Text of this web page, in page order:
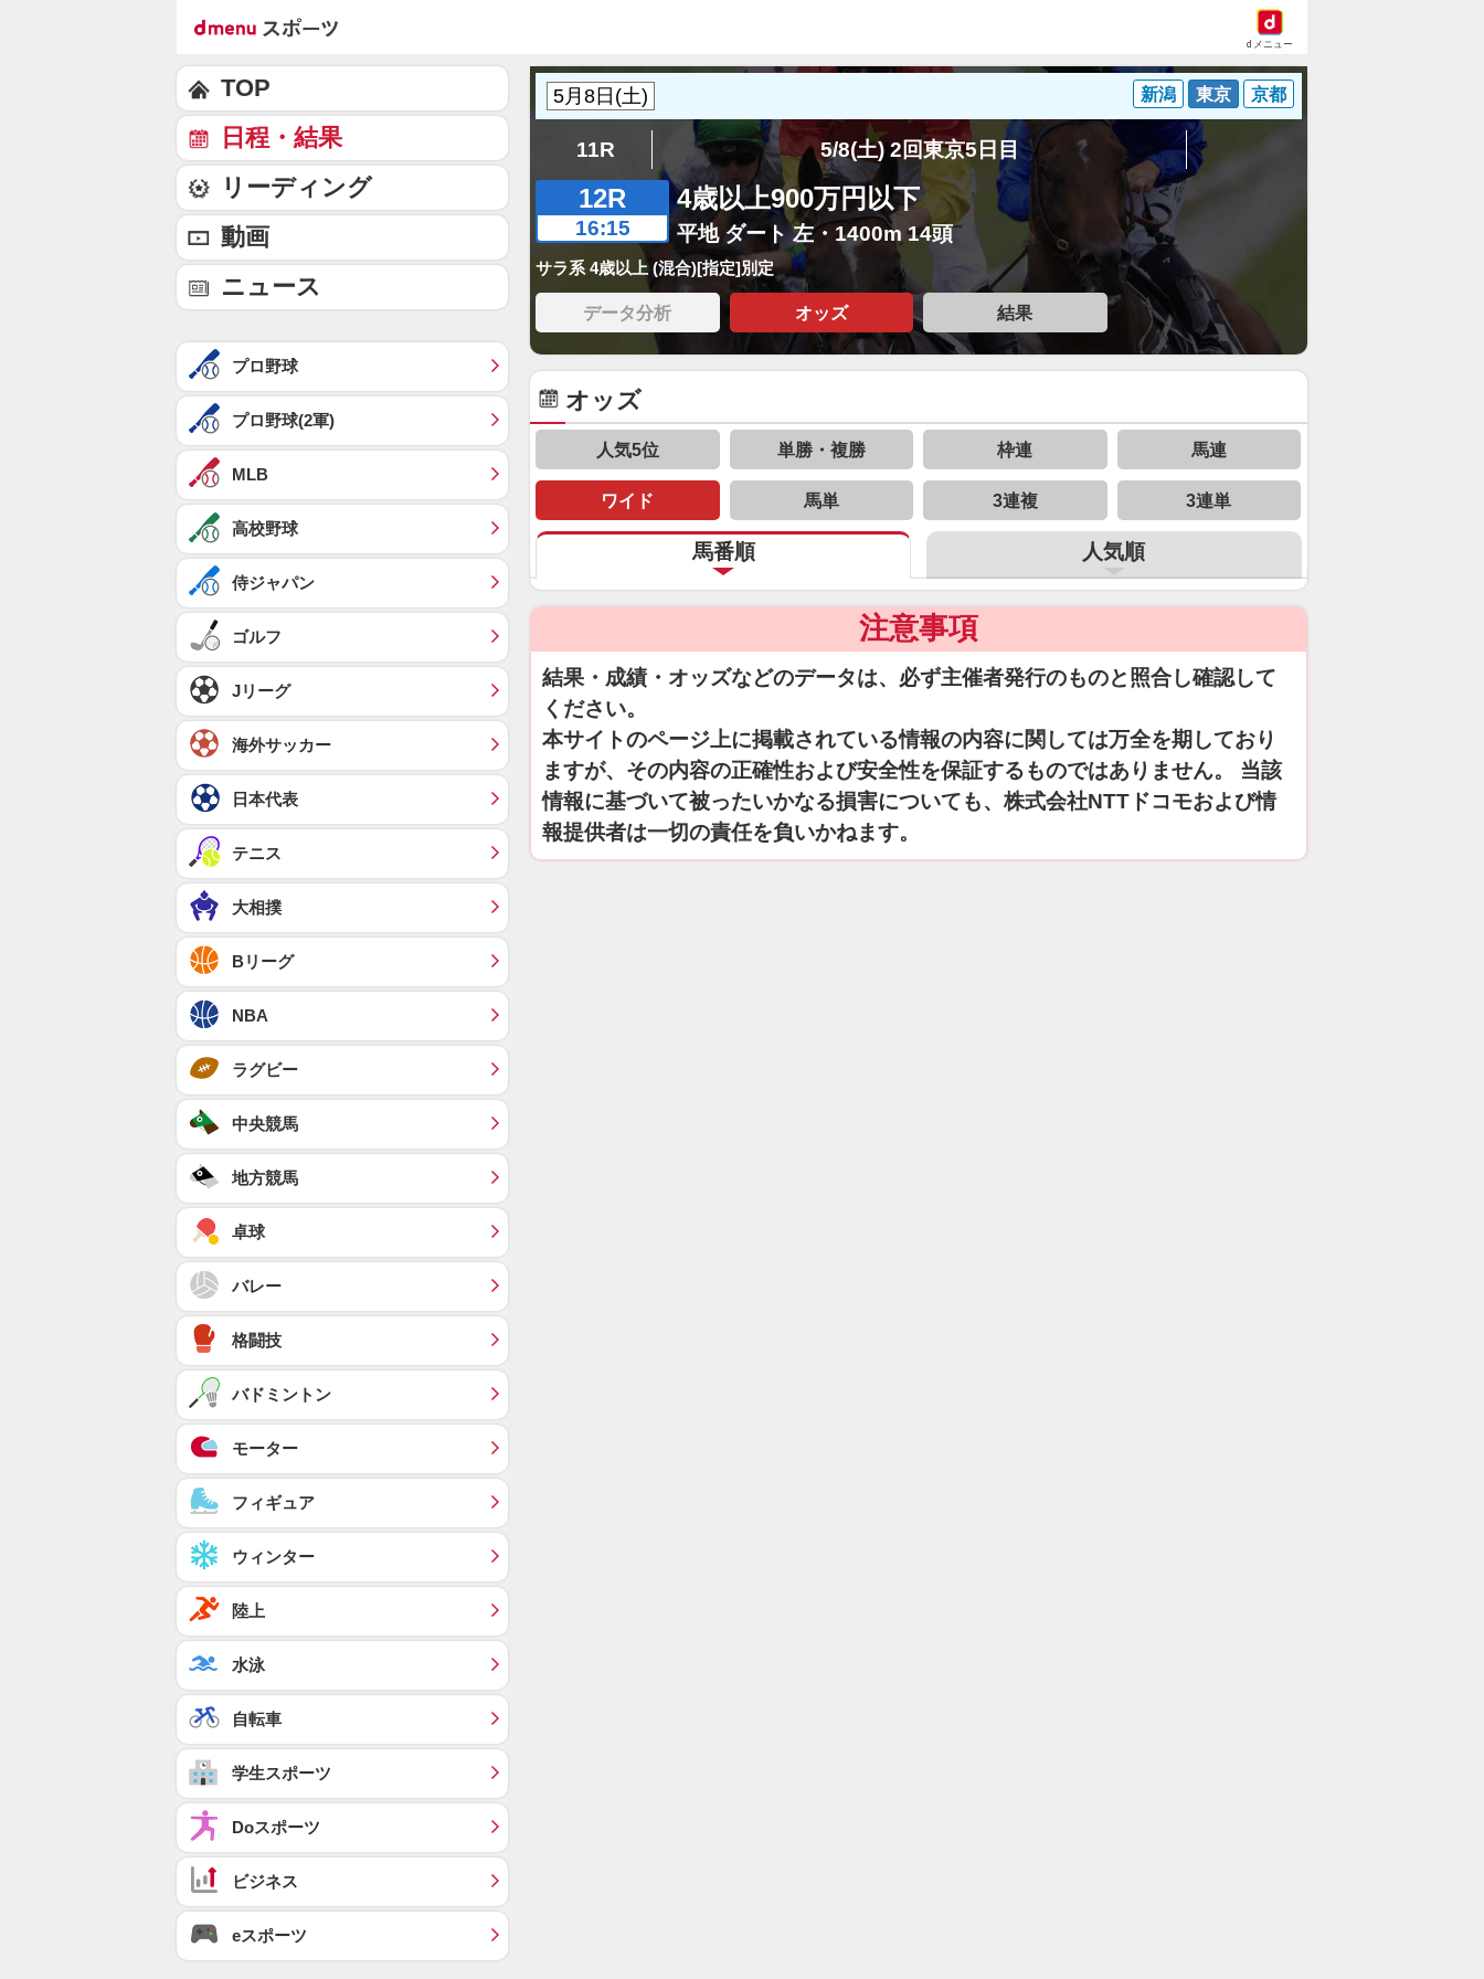
dメニュー
新潟 東京 京都
11R 5/8(土) 2回東京5日目
12R
16:15
4歳以上900万円以下
平地 ダート 左・1400m 14頭
サラ系 4歳以上 (混合)[指定]別定
データ分析 オッズ 結果
オッズ
人気5位 単勝・複勝 枠連 馬連
ワイド 馬単 3連複 3連単
馬番順 人気順
注意事項
結果・成績・オッズなどのデータは、必ず主催者発行のものと照合し確認して
ください。
本サイトのページ上に掲載されている情報の内容に関しては万全を期しており
ますが、その内容の正確性および安全性を保証するものではありません。 当該
情報に基づいて被ったいかなる損害についても、株式会社NTTドコモおよび情
報提供者は一切の責任を負いかねます。
TOP
日程・結果
リーディング
動画
ニュース
プロ野球
プロ野球(2軍)
MLB
高校野球
侍ジャパン
ゴルフ
Jリーグ
海外サッカー
日本代表
テニス
大相撲
Bリーグ
NBA
ラグビー
中央競馬
地方競馬
卓球
バレー
格闘技
バドミントン
モーター
フィギュア
ウィンター
陸上
水泳
自転車
学生スポーツ
Doスポーツ
ビジネス
eスポーツ